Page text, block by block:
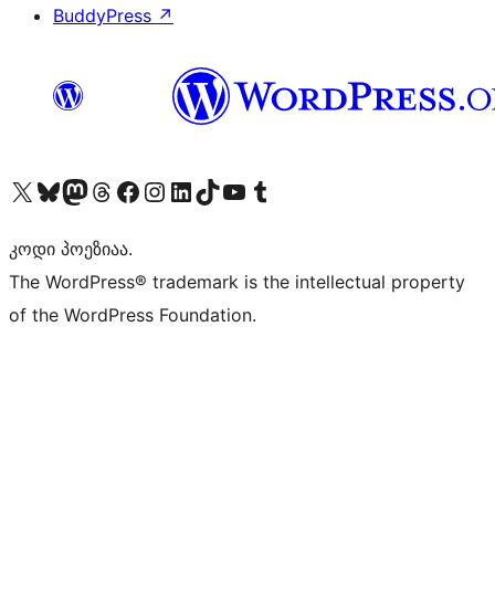
BuddyPress ↗
Visit our X (formerly Twitter) account
Visit our Bluesky account
Visit our Mastodon account
Visit our Threads account
Visit our Facebook page
Visit our Instagram account
Visit our LinkedIn account
Visit our TikTok account
Visit our YouTube channel
Visit our Tumblr account
კოდი პოეზიაა.
The WordPress® trademark is the intellectual property
of the WordPress Foundation.